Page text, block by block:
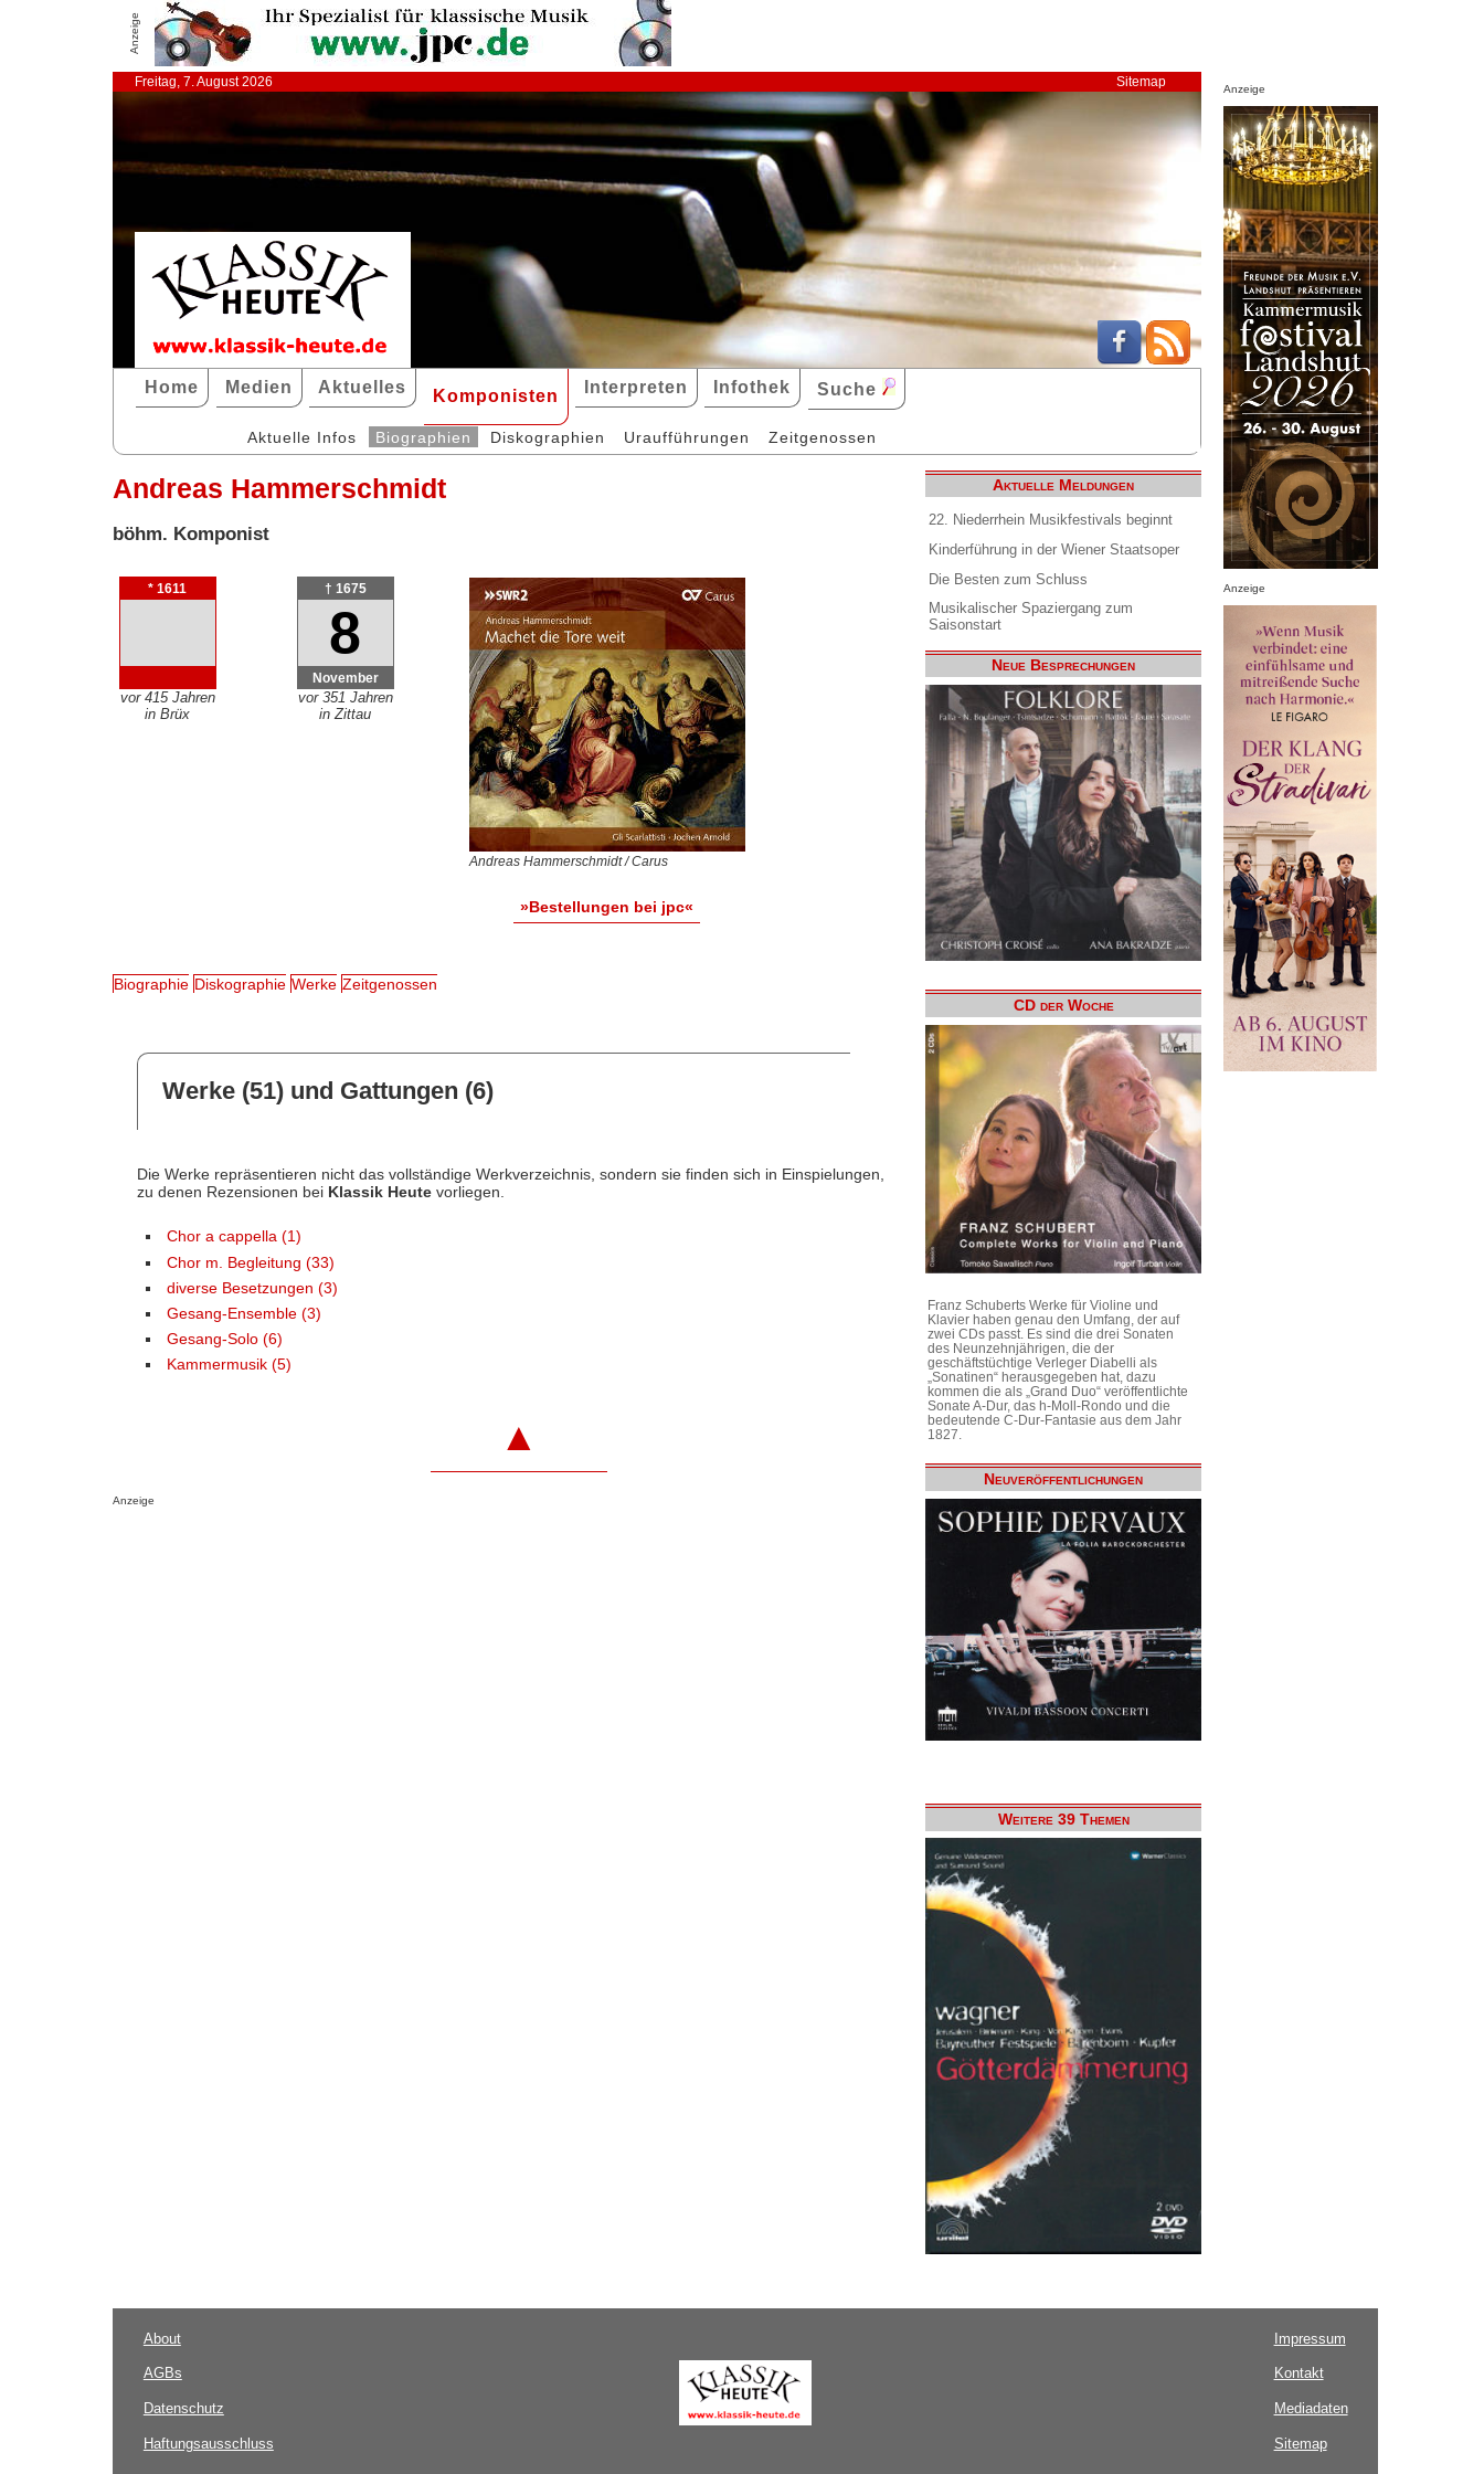
Anzeige
Freitag, 7. August 2026 Sitemap
Home Medien Aktuelles Komponisten Interpreten Infothek Suche
Aktuelle Infos Biographien Diskographien Uraufführungen Zeitgenossen
Andreas Hammerschmidt
böhm. Komponist
* 1611
vor 415 Jahren
in Brüx
† 1675
8
November
vor 351 Jahren
in Zittau
Andreas Hammerschmidt / Carus
»Bestellungen bei jpc«
Biographie Diskographie Werke Zeitgenossen
Werke (51) und Gattungen (6)
Die Werke repräsentieren nicht das vollständige Werkverzeichnis, sondern sie finden sich in Einspielungen,
zu denen Rezensionen bei Klassik Heutevorliegen.
Chor a cappella (1)
Chor m. Begleitung (33)
diverse Besetzungen (3)
Gesang-Ensemble (3)
Gesang-Solo (6)
Kammermusik (5)
▲
Anzeige
Aktuelle Meldungen
22. Niederrhein Musikfestivals beginnt
Kinderführung in der Wiener Staatsoper
Die Besten zum Schluss
Musikalischer Spaziergang zum
Saisonstart
Neue Besprechungen
CD der Woche
Franz Schuberts Werke für Violine und
Klavier haben genau den Umfang, der auf
zwei CDs passt. Es sind die drei Sonaten
des Neunzehnjährigen, die der
geschäftstüchtige Verleger Diabelli als
„Sonatinen“ herausgegeben hat, dazu
kommen die als „Grand Duo“ veröffentlichte
Sonate A-Dur, das h-Moll-Rondo und die
bedeutende C-Dur-Fantasie aus dem Jahr
1827.
Neuveröffentlichungen
Weitere 39 Themen
Anzeige
Anzeige
About
AGBs
Datenschutz
Haftungsausschluss
Impressum
Kontakt
Mediadaten
Sitemap